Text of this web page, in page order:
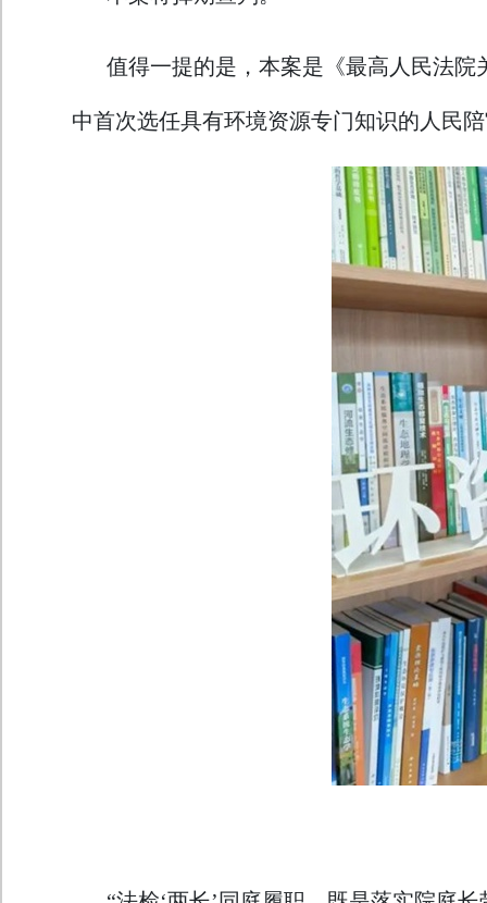
值得一提的是，本案是《最高人民法
中首次选任具有环境资源专门知识的人民